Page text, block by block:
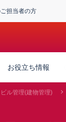
担当者の方
お役立ち情報
ビル管理(建物管理)